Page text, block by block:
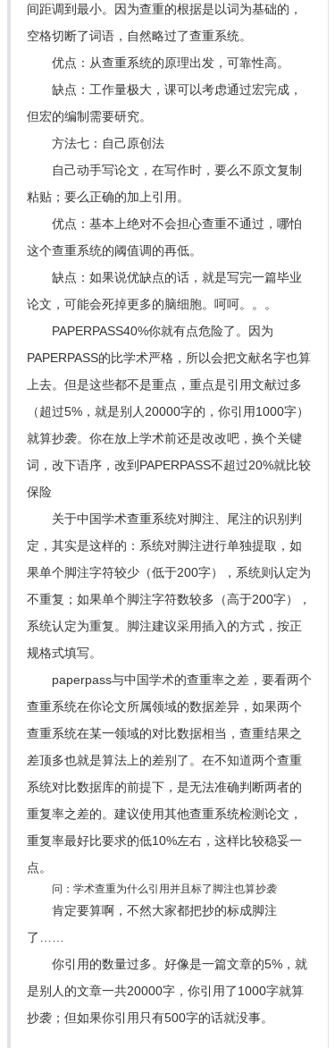
间距调到最小。因为查重的根据是以词为基础的，
空格切断了词语，自然略过了查重系统。
优点：从查重系统的原理出发，可靠性高。
缺点：工作量极大，课可以考虑通过宏完成，
但宏的编制需要研究。
方法七：自己原创法
自己动手写论文，在写作时，要么不原文复制
粘贴；要么正确的加上引用。
优点：基本上绝对不会担心查重不通过，哪怕
这个查重系统的阈值调的再低。
缺点：如果说优缺点的话，就是写完一篇毕业
论文，可能会死掉更多的脑细胞。呵呵。。。
PAPERPASS40%你就有点危险了。因为
PAPERPASS的比学术严格，所以会把文献名字也算
上去。但是这些都不是重点，重点是引用文献过多
（超过5%，就是别人20000字的，你引用1000字）
就算抄袭。你在放上学术前还是改改吧，换个关键
词，改下语序，改到PAPERPASS不超过20%就比较
保险
关于中国学术查重系统对脚注、尾注的识别判
定，其实是这样的：系统对脚注进行单独提取，如
果单个脚注字符较少（低于200字），系统则认定为
不重复；如果单个脚注字符数较多（高于200字），
系统认定为重复。脚注建议采用插入的方式，按正
规格式填写。
paperpass与中国学术的查重率之差，要看两个
查重系统在你论文所属领域的数据差异，如果两个
查重系统在某一领域的对比数据相当，查重结果之
差顶多也就是算法上的差别了。在不知道两个查重
系统对比数据库的前提下，是无法准确判断两者的
重复率之差的。建议使用其他查重系统检测论文，
重复率最好比要求的低10%左右，这样比较稳妥一
点。
问：学术查重为什么引用并且标了脚注也算抄袭
肯定要算啊，不然大家都把抄的标成脚注
了……
你引用的数量过多。好像是一篇文章的5%，就
是别人的文章一共20000字，你引用了1000字就算
抄袭；但如果你引用只有500字的话就没事。